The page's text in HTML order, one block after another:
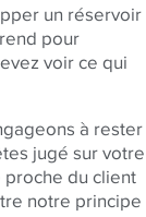
un réservoir
pour
voir ce qui
à rester
jugé sur votre
du client
notre principe